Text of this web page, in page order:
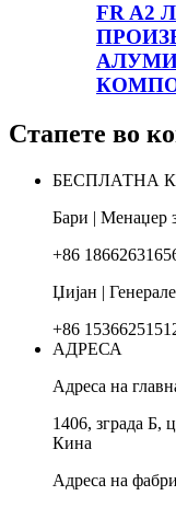
FR A2
Стапете во
БЕСПЛАТНА
Бари | Менаџер
+86
Џијан |
+86
АДРЕСА
Адреса на
1406, зграда Б,
Кина
Адреса на